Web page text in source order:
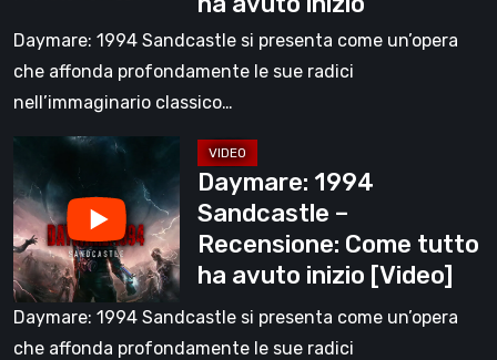
tutto
ha
avuto
Daymare: 1994 Sandcastle si presenta come un’opera
che affonda profondamente le sue radici
nell’immaginario classico…
Daymare:
1994
Sandcastle
–
Recensione:
Come
tutto
Daymare: 1994
Sandcastle –
Recensione: Come tutto
ha avuto inizio [Video]
Daymare: 1994 Sandcastle si presenta come un’opera
che affonda profondamente le sue radici